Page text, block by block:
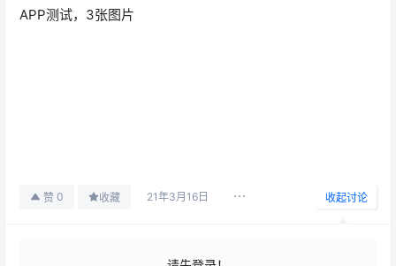
APP测试，3张图片
赞 0 收藏 21年3月16日 收起讨论